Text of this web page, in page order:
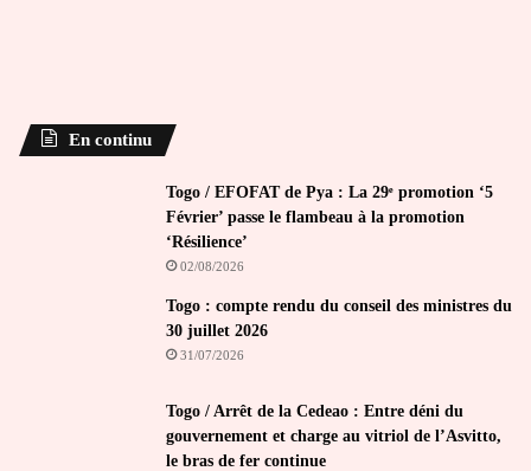
En continu
Togo / EFOFAT de Pya : La 29ᵉ promotion ‘5
Février’ passe le flambeau à la promotion
‘Résilience’
02/08/2026
Togo : compte rendu du conseil des ministres du
30 juillet 2026
31/07/2026
Togo / Arrêt de la Cedeao : Entre déni du
gouvernement et charge au vitriol de l’Asvitto,
le bras de fer continue